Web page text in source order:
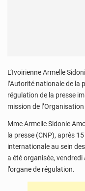
L’Ivoirienne Armelle
l’Autorité nationale de la
régulation de la presse
mission de
Mme Armelle Sidonie
la presse (CNP), après
internationale au sein
a été organisée,
l’organe de régulation.